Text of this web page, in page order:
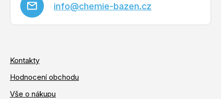
info@chemie-bazen.cz
Kontakty
Hodnocení obchodu
Vše o nákupu